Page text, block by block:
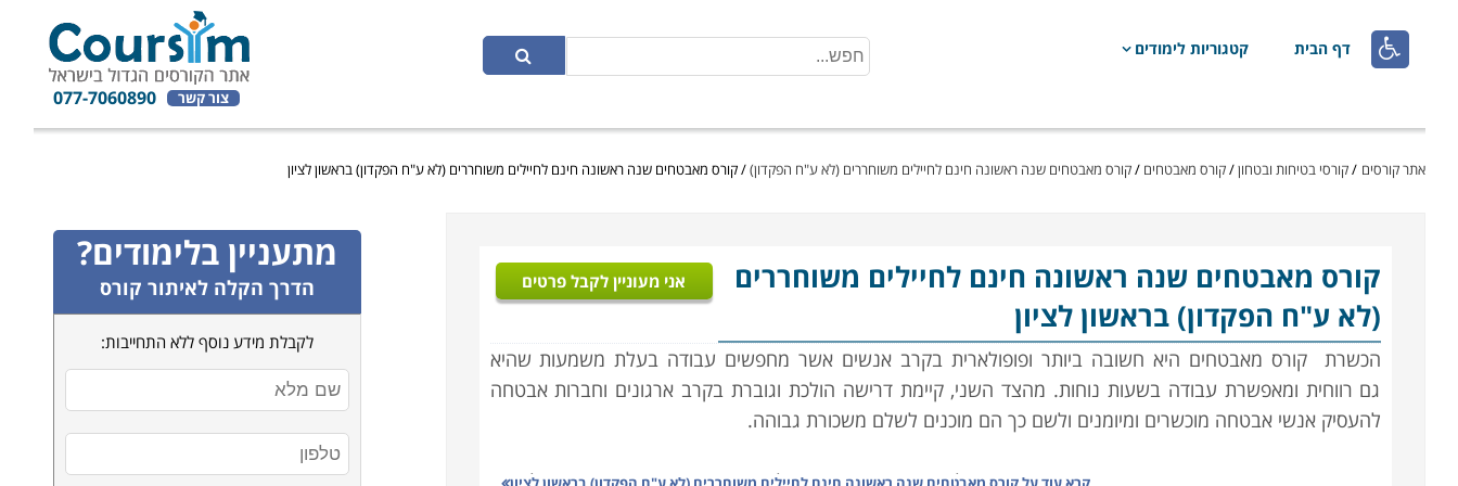
 דף הבית קטגוריות לימודים
צור קשר 077-7060890
אתר קורסים /קורסי בטיחות ובטחון/קורס מאבטחים /קורס מאבטחים שנה ראשונה חינם לחיילים משוחררים (לא ע"ח הפקדון)/קורס מאבטחים שנה ראשונה חינם לחיילים משוחררים (לא ע"ח הפקדון) בראשון לציון
קורס מאבטחיםשנה ראשונה חינם לחיילים משוחררים
(לא ע"ח הפקדון) בראשון לציון
אני מעוניין לקבל פרטים
הכשרת קורס מאבטחים היא חשובה ביותר ופופולארית בקרב אנשים אשר מחפשים עבודה בעלת משמעות שהיא
גם רווחית ומאפשרת עבודה בשעות נוחות. מהצד השני, קיימת דרישה הולכת וגוברת בקרב ארגונים וחברות אבטחה
להעסיק אנשי אבטחה מוכשרים ומיומנים ולשם כך הם מוכנים לשלם משכורת גבוהה.
עבודת המאבטח היא מאתגרת ודורשת רמה גבוהה של ערנות, פיקחות ואינטליגנציה. יחד עם זאת, תכונות אלו אינן
מתעניין בלימודים?
הדרך הקלה לאיתור קורס
לקבלת מידע נוסף ללא התחייבות: